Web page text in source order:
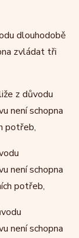
dlouhodobě
zvládat tři
z důvodu
není schopna
potřeb,
není schopna
potřeb,
není schopna